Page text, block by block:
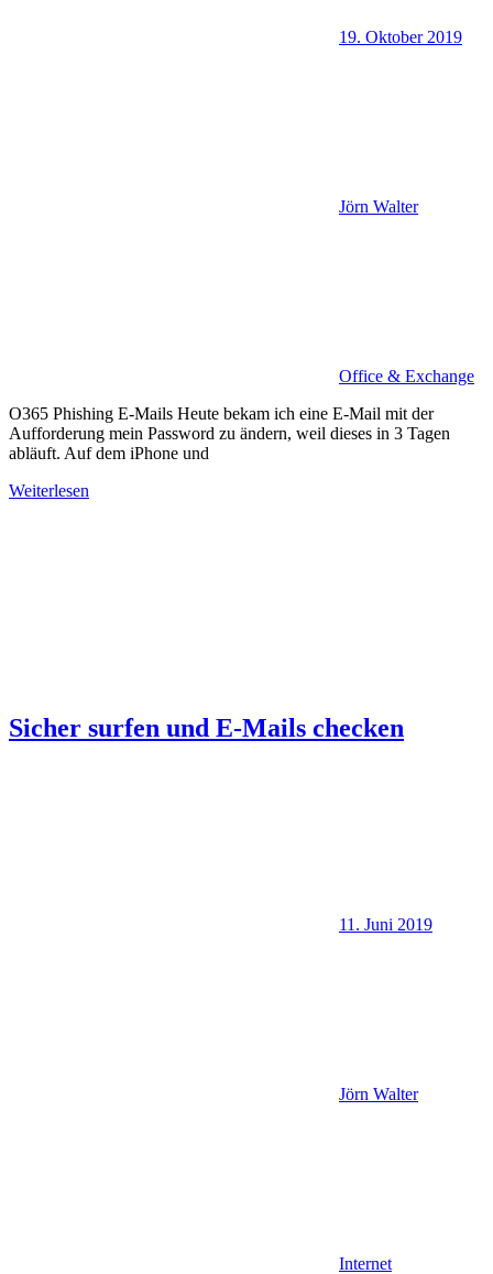
19. Oktober 2019
Jörn Walter
Office & Exchange
O365 Phishing E-Mails Heute bekam ich eine E-Mail mit der
Aufforderung mein Password zu ändern, weil dieses in 3 Tagen
abläuft. Auf dem iPhone und
Weiterlesen
Sicher surfen und E-Mails checken
11. Juni 2019
Jörn Walter
Internet